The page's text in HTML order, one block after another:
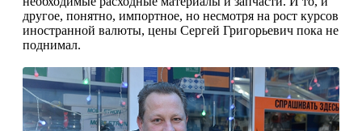
другое, понятно, импортное, но несмотря на рост курсов
иностранной валюты, цены Сергей Григорьевич пока не
поднимал.